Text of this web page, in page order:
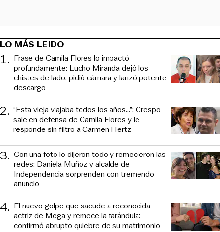
LO MÁS LEIDO
1. Frase de Camila Flores lo impactó
profundamente: Lucho Miranda dejó los
chistes de lado, pidió cámara y lanzó potente
descargo
2. “Esta vieja viajaba todos los años...”: Crespo
sale en defensa de Camila Flores y le
responde sin filtro a Carmen Hertz
3. Con una foto lo dijeron todo y remecieron las
redes: Daniela Muñoz y alcalde de
Independencia sorprenden con tremendo
anuncio
4. El nuevo golpe que sacude a reconocida
actriz de Mega y remece la farándula:
confirmó abrupto quiebre de su matrimonio